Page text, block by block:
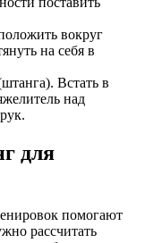
вокруг
на себя в
Встать в
над
для
помогают
рассчитать